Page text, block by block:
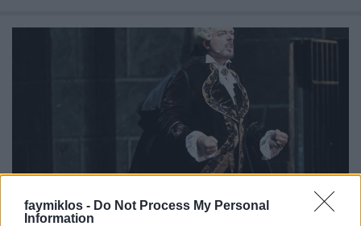
faymiklos - Do Not Process My Personal
Information